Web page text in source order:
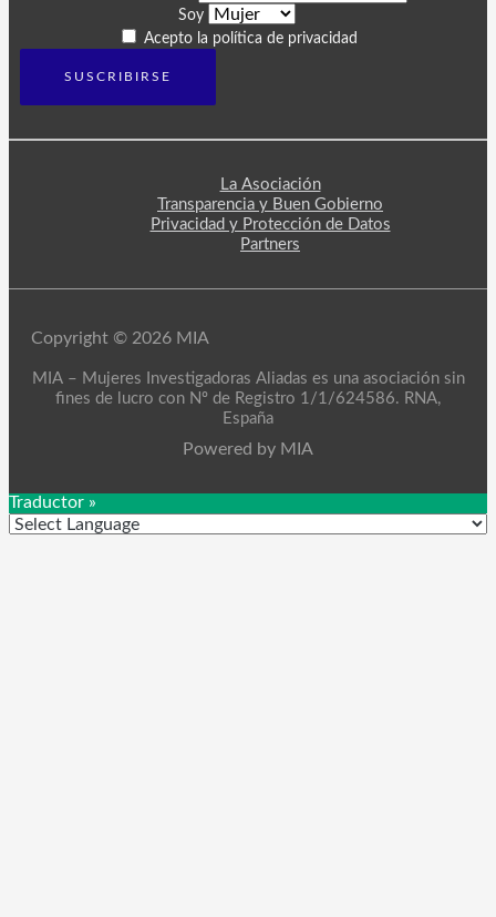
Soy
Acepto la política de privacidad
La Asociación
Transparencia y Buen Gobierno
Privacidad y Protección de Datos
Partners
Copyright © 2026 MIA
MIA – Mujeres Investigadoras Aliadas es una asociación sin
fines de lucro con Nº de Registro 1/1/624586. RNA,
España
Powered by MIA
Traductor »